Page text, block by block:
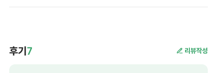
후기7 리뷰작성